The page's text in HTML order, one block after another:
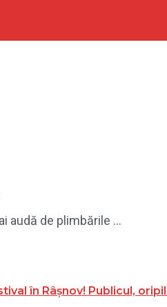
audă de plimbările ...